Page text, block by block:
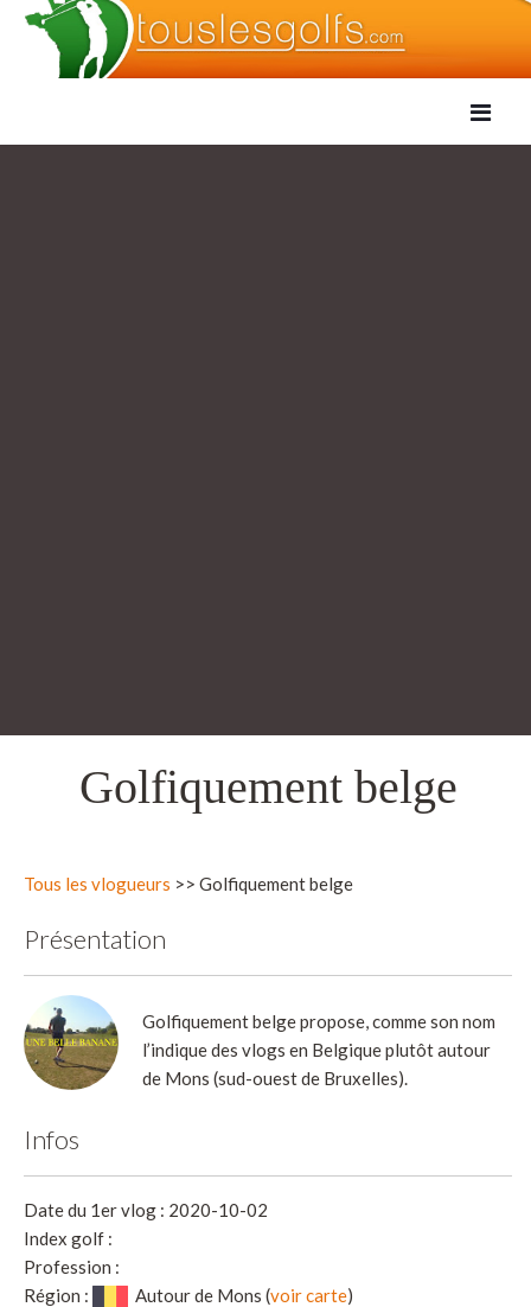
Golfiquement belge
Tous les vlogueurs >> Golfiquement belge
Présentation
Golfiquement belge propose, comme son nom
l’indique des vlogs en Belgique plutôt autour
de Mons (sud-ouest de Bruxelles).
Infos
Date du 1er vlog : 2020-10-02
Index golf :
Profession :
Région :
Autour de Mons (voir carte)